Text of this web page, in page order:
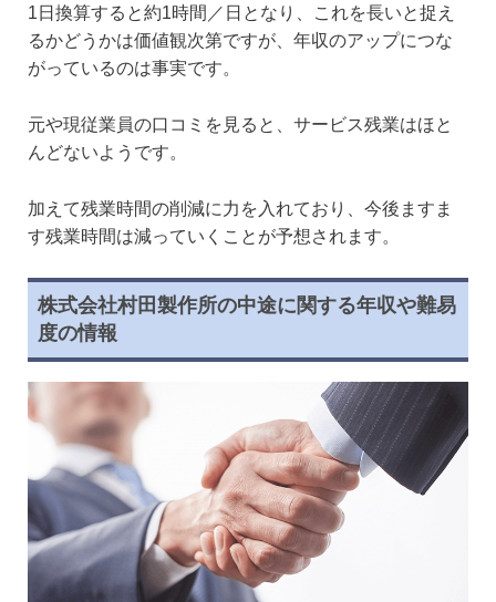
1日換算すると約1時間／日となり、これを長いと捉え
るかどうかは価値観次第ですが、年収のアップにつな
がっているのは事実です。
元や現従業員の口コミを見ると、サービス残業はほと
んどないようです。
加えて残業時間の削減に力を入れており、今後ますま
す残業時間は減っていくことが予想されます。
株式会社村田製作所の中途に関する年収や難易
度の情報